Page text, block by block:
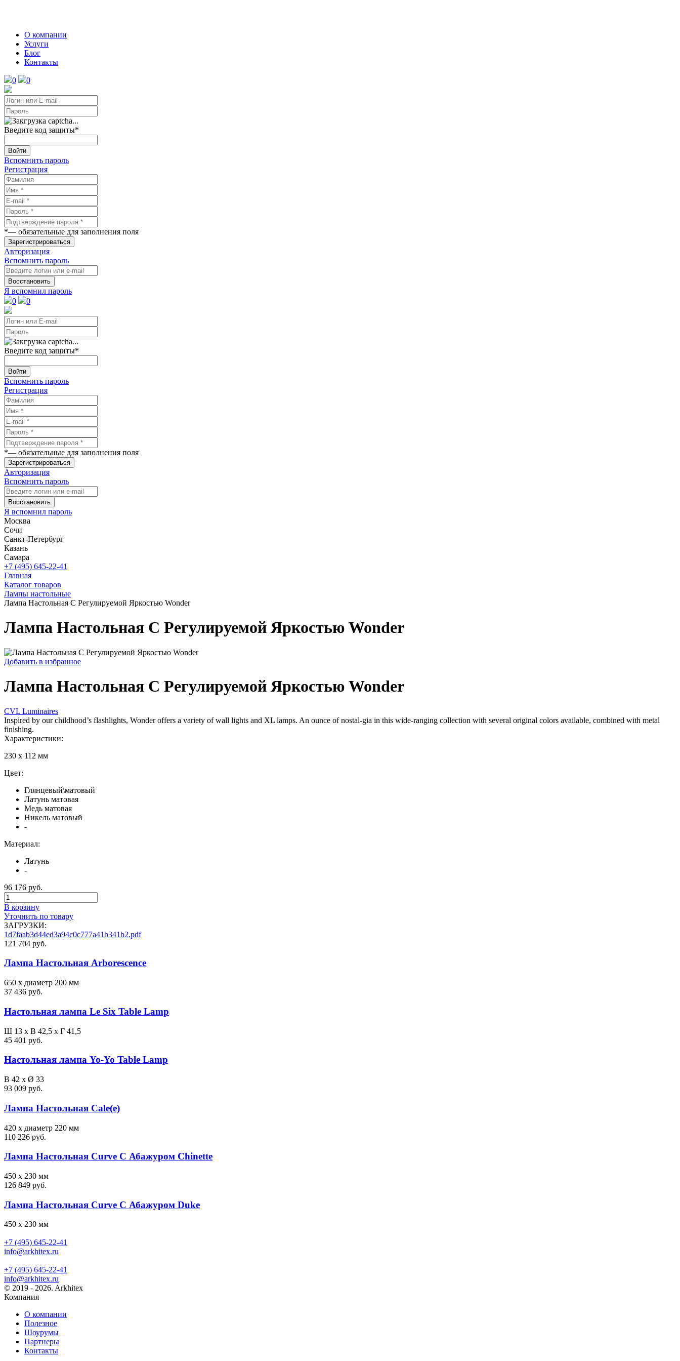
О компании
Услуги
Блог
Контакты
0 0
Введите код защиты*
Войти
Вспомнить пароль
Регистрация
*— обязательные для заполнения поля
Зарегистрироваться
Авторизация
Вспомнить пароль
Восстановить
Я вспомнил пароль
0
0
Введите код защиты*
Войти
Вспомнить пароль
Регистрация
*— обязательные для заполнения поля
Зарегистрироваться
Авторизация
Вспомнить пароль
Восстановить
Я вспомнил пароль
Москва
Сочи
Санкт-Петербург
Казань
Самара
+7 (495) 645-22-41
Главная
Каталог товаров
Лампы настольные
Лампа Настольная С Регулируемой Яркостью Wonder
Лампа Настольная С Регулируемой Яркостью Wonder
Добавить в избранное
Лампа Настольная С Регулируемой Яркостью Wonder
CVL Luminaires
Inspired by our childhood’s flashlights, Wonder offers a variety of wall lights and XL lamps. An ounce of nostal-gia in this wide-ranging collection with several original colors available, combined with metal
finishing.
Характеристики:
230 х 112 мм
Цвет:
Глянцевый\матовый
Латунь матовая
Медь матовая
Никель матовый
-
Материал:
Латунь
-
96 176 руб.
В корзину
Уточнить по товару
ЗАГРУЗКИ:
1d7faab3d44ed3a94c0c777a41b341b2.pdf
121 704 руб.
Лампа Настольная Arborescence
650 x диаметр 200 мм
37 436 руб.
Настольная лампа Le Six Table Lamp
Ш 13 x В 42,5 x Г 41,5
45 401 руб.
Настольная лампа Yo-Yo Table Lamp
В 42 x Ø 33
93 009 руб.
Лампа Настольная Cale(e)
420 х диаметр 220 мм
110 226 руб.
Лампа Настольная Curve С Абажуром Chinette
450 х 230 мм
126 849 руб.
Лампа Настольная Curve С Абажуром Duke
450 х 230 мм
+7 (495) 645-22-41
info@arkhitex.ru
+7 (495) 645-22-41
info@arkhitex.ru
© 2019 - 2026. Arkhitex
Компания
О компании
Полезное
Шоурумы
Партнеры
Контакты